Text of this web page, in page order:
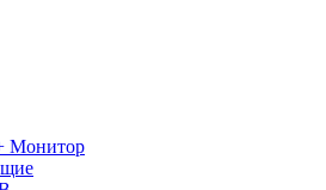
Монитор